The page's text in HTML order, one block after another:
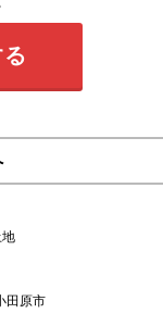
田原市